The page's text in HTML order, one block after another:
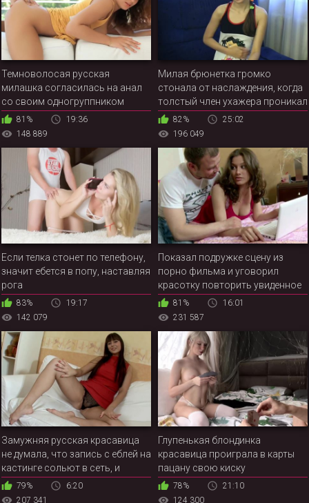
Темноволосая русская
милашка согласилась на анал
со своим одногруппником
81%
19:36
148 889
Милая брюнетка громко
стонала от наслаждения, когда
толстый член ухажера проникал
глубоко в киску
82%
25:02
196 049
Если телка стонет по телефону,
значит ебется в попу, наставляя
рога
83%
19:17
142 079
Показал подружке сцену из
порно фильма и уговорил
красотку повторить увиденное
в реале
81%
16:01
231 587
Замужняя русская красавица
не думала, что запись с еблей на
кастинге сольют в сеть, и
данный ролик увидит не только
муж девицы, но и все её друзья
79%
6:20
207 341
Глупенькая блондинка
красавица проиграла в карты
пацану свою киску
78%
21:10
124 300